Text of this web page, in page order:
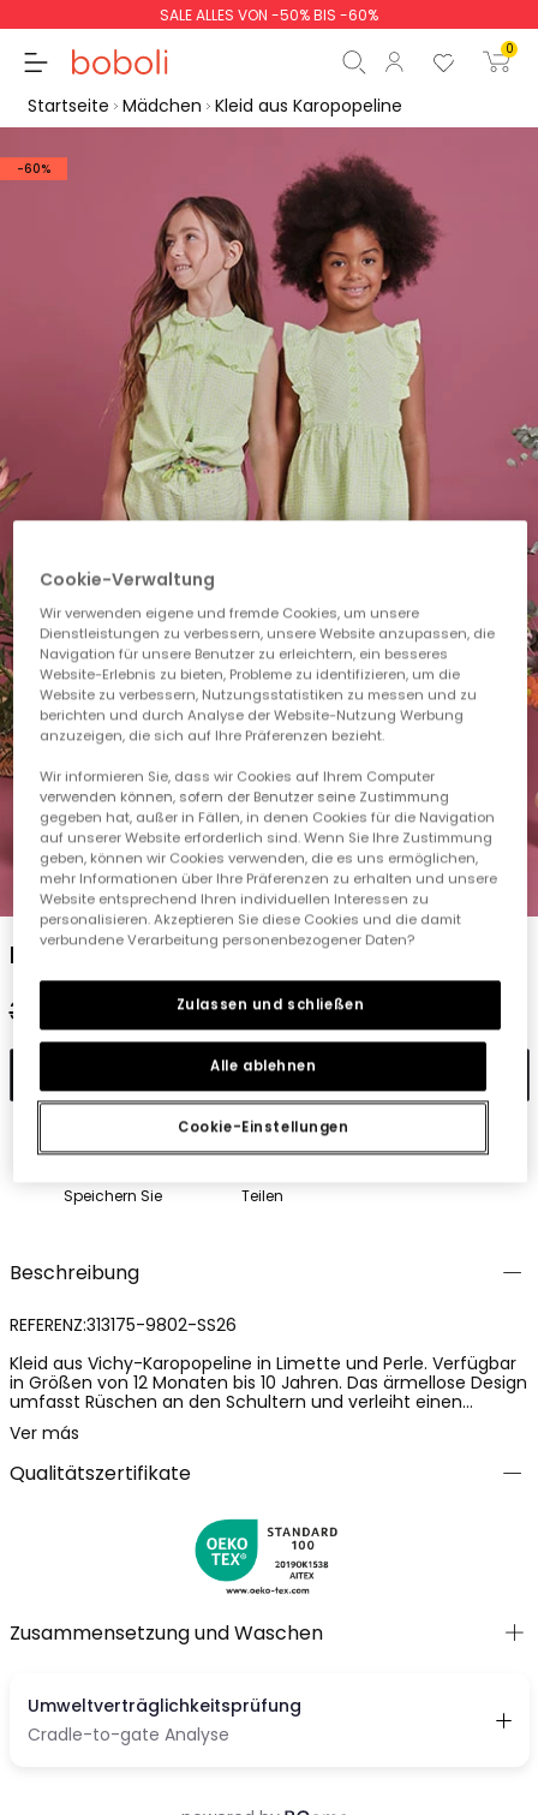
SALE ALLES VON -50% BIS -60%
0
Zwischensumme
Gesamtbetrag
weiter Start der Bestellung
Startseite Mädchen Kleid aus Karopopeline
-60%
1 2 3 4 5
Kleid aus Karopopeline
35,95 €
17,95 € 14,35 €
In den Warenkorb
Speichern Sie Teilen
Beschreibung
REFERENZ:313175-9802-SS26
Kleid aus Vichy-Karopopeline in Limette und Perle. Verfügbar
in Größen von 12 Monaten bis 10 Jahren. Das ärmellose Design
umfasst Rüschen an den Schultern und verleiht einen
charmanten und frischen Akzent. Mit Knöpfen an der
Vorderseite für einfaches Anziehen, perfekt für warme Tage.
Das Karomuster verleiht einen klassischen und vielseitigen
Stil, ideal für verschiedene Anlässe. Das Popelinematerial
Ver más
Qualitätszertifikate
Zusammensetzung und Waschen
Cookie-Verwaltung
Wir verwenden eigene und fremde Cookies, um unsere
Dienstleistungen zu verbessern, unsere Website anzupassen, die
Navigation für unsere Benutzer zu erleichtern, ein besseres
Website-Erlebnis zu bieten, Probleme zu identifizieren, um die
Website zu verbessern, Nutzungsstatistiken zu messen und zu
berichten und durch Analyse der Website-Nutzung Werbung
anzuzeigen, die sich auf Ihre Präferenzen bezieht.
Wir informieren Sie, dass wir Cookies auf Ihrem Computer
verwenden können, sofern der Benutzer seine Zustimmung
gegeben hat, außer in Fällen, in denen Cookies für die Navigation
auf unserer Website erforderlich sind. Wenn Sie Ihre Zustimmung
geben, können wir Cookies verwenden, die es uns ermöglichen,
mehr Informationen über Ihre Präferenzen zu erhalten und unsere
Website entsprechend Ihren individuellen Interessen zu
personalisieren. Akzeptieren Sie diese Cookies und die damit
verbundene Verarbeitung personenbezogener Daten?
Cookie-Einstellungen
Alle ablehnen
Zulassen und schließen